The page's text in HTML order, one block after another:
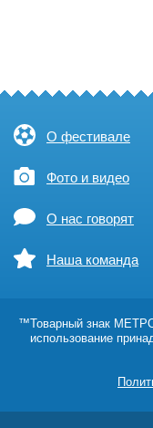
О фестивале
Фото и видео
О нас говорят
Наша команда
™Товарный знак
использование